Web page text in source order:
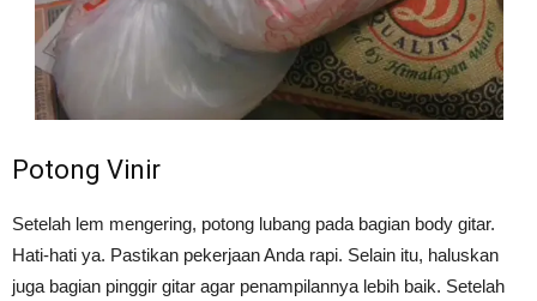
Potong Vinir
Setelah lem mengering, potong lubang pada bagian body gitar.
Hati-hati ya. Pastikan pekerjaan Anda rapi. Selain itu, haluskan
juga bagian pinggir gitar agar penampilannya lebih baik. Setelah